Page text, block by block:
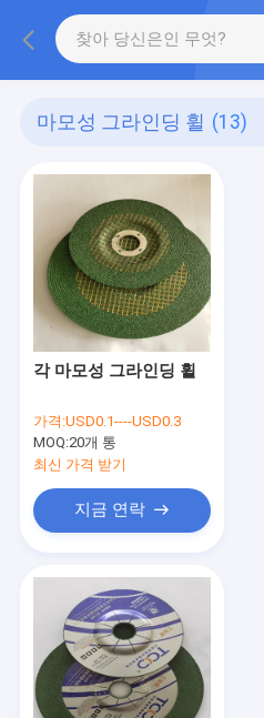
마모성 그라인딩 휠 (13)
각 마모성 그라인딩 휠
가격:USD0.1----USD0.3
MOQ:20개 통
최신 가격 받기
지금 연락